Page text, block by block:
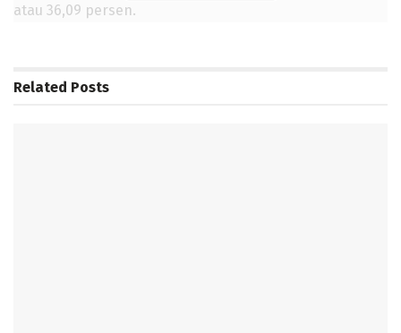
atau 36,09 persen.
mengacu pada Surat Edaran Menteri Dalam Negeri
Related Posts